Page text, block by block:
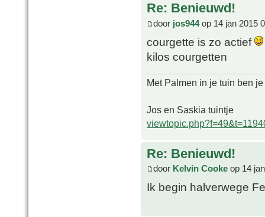
Re: Benieuwd!
door jos944op 14 jan 2015
courgette is zo actief
kilos courgetten
Met Palmen in je tuin ben
Jos en Saskia tuintje
Re: Benieuwd!
door Kelvin Cooke op 14
Ik begin halverwege